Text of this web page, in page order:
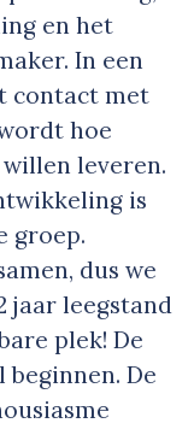
en het
In een
contact met
hoe
leveren.
is
groep.
dus we
jaar leegstand
plek! De
De